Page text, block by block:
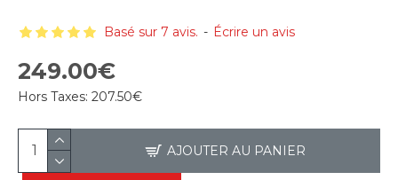
Basé sur 7 avis. - Écrire un avis
249.00€
Hors Taxes: 207.50€
AJOUTER AU PANIER